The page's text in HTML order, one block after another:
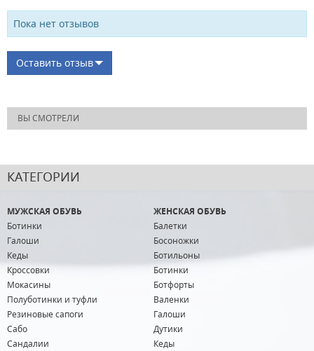
Пока нет отзывов
Оставить отзыв
ВЫ СМОТРЕЛИ
КАТЕГОРИИ
МУЖСКАЯ ОБУВЬ
Ботинки
Галоши
Кеды
Кроссовки
Мокасины
Полуботинки и туфли
Резиновые сапоги
Сабо
Сандалии
ЖЕНСКАЯ ОБУВЬ
Балетки
Босоножки
Ботильоны
Ботинки
Ботфорты
Валенки
Галоши
Дутики
Кеды